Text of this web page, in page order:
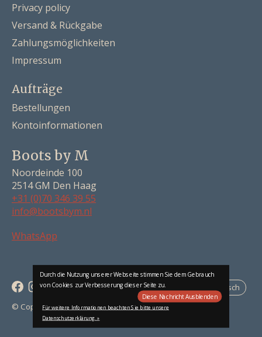
Privacy policy
Versand & Rückgabe
Zahlungsmöglichkeiten
Impressum
Aufträge
Bestellungen
Kontoinformationen
Boots by M
Noordeinde 100
2514 GM Den Haag
+31 (0)70 346 39 55
info@bootsbym.nl
WhatsApp
© Copyright 2026 Boots by MRSS feed
Deutsch
English
Durch die Nutzung unserer Webseite stimmen Sie dem Gebrauch
von Cookies zur Verbesserung dieser Seite zu.
Diese Nachricht Ausblenden
Für weitere Informationen beachten Sie bitte unsere
Datenschutzerklärung. »